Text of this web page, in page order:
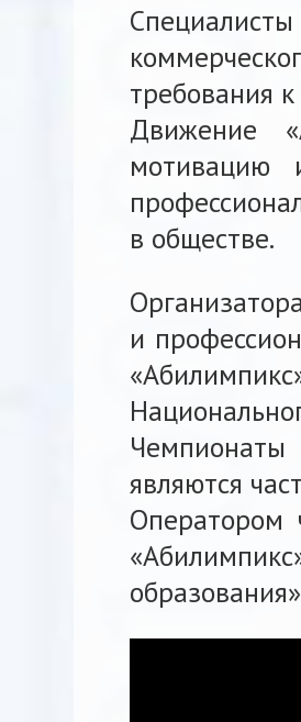
требования
Движение
мотивацию
в обществе.
и
Чемпионаты
являются
Оператором